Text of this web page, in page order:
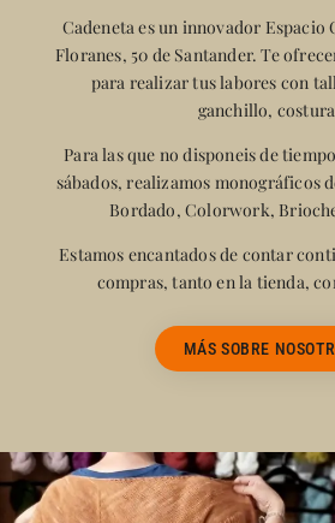
Cadeneta es un innovador Espacio
Floranes, 50 de Santander. Te
para realizar tus labores con
ganchillo,
Para las que no disponeis de
sábados, realizamos monográficos
Bordado, Colorwork,
Estamos encantados de contar
compras, tanto en la tienda,
MÁS SOBRE